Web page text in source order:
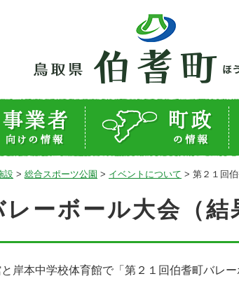
設 > 総合スポーツ公園 > イベントについて > 第２１回
ーボール大会（結
本中学校体育館で「第２１回伯耆町バレー